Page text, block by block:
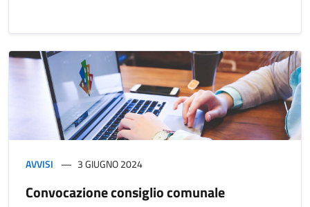
AVVISI 3 GIUGNO 2024
Convocazione consiglio comunale